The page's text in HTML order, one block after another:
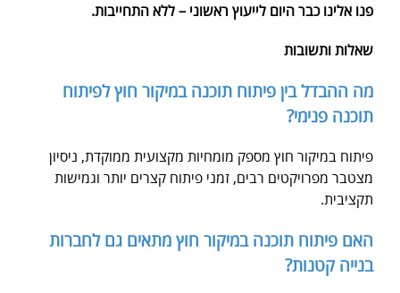
פנו אלינו כבר היום לייעוץ ראשוני – ללא התחייבות.
שאלות ותשובות
מה ההבדל בין פיתוח תוכנה במיקור חוץ לפיתוח
תוכנה פנימי?
פיתוח במיקור חוץ מספק מומחיות מקצועית ממוקדת, ניסיון
מצטבר מפרויקטים רבים, זמני פיתוח קצרים יותר וגמישות
תקציבית.
האם פיתוח תוכנה במיקור חוץ מתאים גם לחברות
בנייה קטנות?